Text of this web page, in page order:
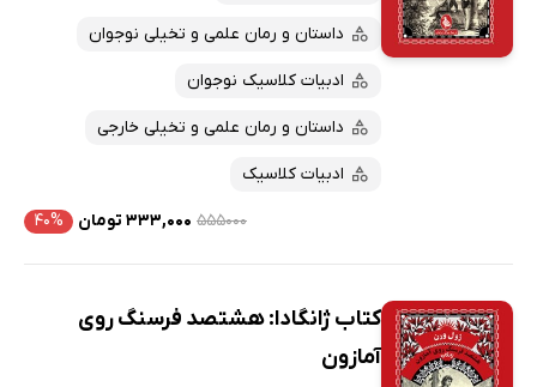
داستان و رمان علمی و تخیلی نوجوان
ادبیات کلاسیک نوجوان
داستان و رمان علمی و تخیلی خارجی
ادبیات کلاسیک
۵۵۵۰۰۰ ۳۳۳,۰۰۰ تومان ۴۰%
کتاب ژانگادا: هشتصد فرسنگ روی
آمازون